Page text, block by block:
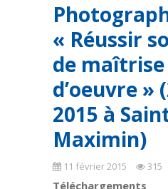
« Réussir
de maîtrise
d’oeuvre »
2015 à
Maximin)
11 février 2015 315
Téléchargements